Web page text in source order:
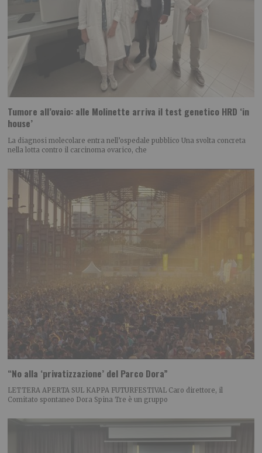
Tumore all’ovaio: alle Molinette arriva il test genetico HRD ‘in
house’
La diagnosi molecolare entra nell’ospedale pubblico Una svolta concreta
nella lotta contro il carcinoma ovarico, che
“No alla ‘privatizzazione’ del Parco Dora”
LETTERA APERTA SUL KAPPA FUTURFESTIVAL Caro direttore, il
Comitato spontaneo Dora Spina Tre è un gruppo